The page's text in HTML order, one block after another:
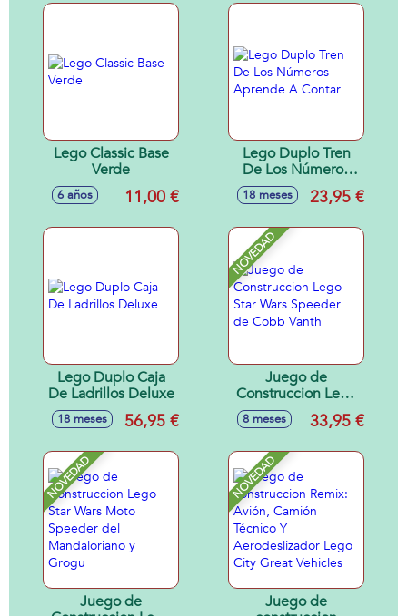
Lego Classic Base
Verde
6 años 11,00 €
Lego Duplo Tren
De Los Números
Aprende A Contar
18 meses 23,95 €
Lego Duplo Caja
De Ladrillos Deluxe
18 meses 56,95 €
NOVEDAD
Juego de
Construccion Lego
Star Wars Speeder
de Cobb Vanth
8 meses 33,95 €
NOVEDAD
Juego de
NOVEDAD
Juego de